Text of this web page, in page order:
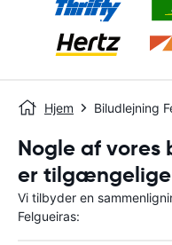
Hjem Biludlejning
Nogle af vores
er tilgængelige
Vi tilbyder en
Felgueiras: